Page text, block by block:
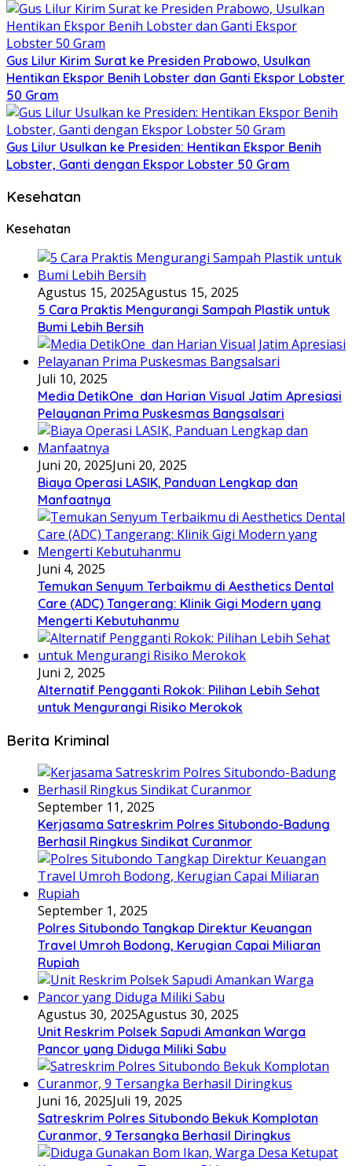
Gus Lilur Kirim Surat ke Presiden Prabowo, Usulkan
Hentikan Ekspor Benih Lobster dan Ganti Ekspor Lobster
50 Gram
Gus Lilur Usulkan ke Presiden: Hentikan Ekspor Benih
Lobster, Ganti dengan Ekspor Lobster 50 Gram
Kesehatan
Kesehatan
Agustus 15, 2025Agustus 15, 2025
5 Cara Praktis Mengurangi Sampah Plastik untuk
Bumi Lebih Bersih
Juli 10, 2025
Media DetikOne dan Harian Visual Jatim Apresiasi
Pelayanan Prima Puskesmas Bangsalsari
Juni 20, 2025Juni 20, 2025
Biaya Operasi LASIK, Panduan Lengkap dan
Manfaatnya
Juni 4, 2025
Temukan Senyum Terbaikmu di Aesthetics Dental
Care (ADC) Tangerang: Klinik Gigi Modern yang
Mengerti Kebutuhanmu
Juni 2, 2025
Alternatif Pengganti Rokok: Pilihan Lebih Sehat
untuk Mengurangi Risiko Merokok
Berita Kriminal
September 11, 2025
Kerjasama Satreskrim Polres Situbondo-Badung
Berhasil Ringkus Sindikat Curanmor
September 1, 2025
Polres Situbondo Tangkap Direktur Keuangan
Travel Umroh Bodong, Kerugian Capai Miliaran
Rupiah
Agustus 30, 2025Agustus 30, 2025
Unit Reskrim Polsek Sapudi Amankan Warga
Pancor yang Diduga Miliki Sabu
Juni 16, 2025Juli 19, 2025
Satreskrim Polres Situbondo Bekuk Komplotan
Curanmor, 9 Tersangka Berhasil Diringkus